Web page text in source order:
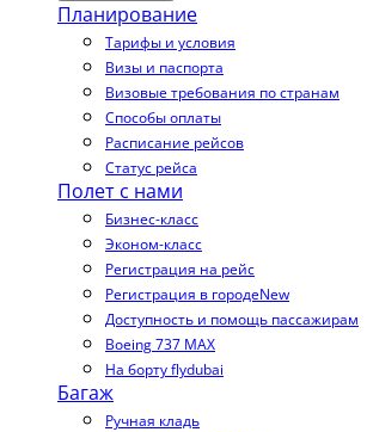
Планирование
Тарифы и условия
Визы и паспорта
Визовые требования по странам
Способы оплаты
Расписание рейсов
Статус рейса
Полет с нами
Бизнес-класс
Эконом-класс
Регистрация на рейс
Регистрация в городеNew
Доступность и помощь пассажирам
Boeing 737 MAX
На борту flydubai
Багаж
Ручная кладь